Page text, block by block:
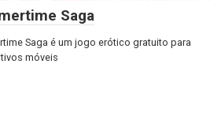
Saga
Saga é um jogo erótico gratuito para
móveis